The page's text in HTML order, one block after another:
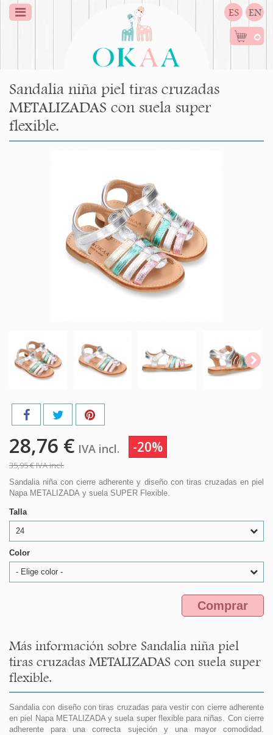
ES EN
0
Sandalia niña piel tiras cruzadas
METALIZADAS con suela super
flexible.
28,76 € IVA incl. -20%
35,95 €IVA incl.
Sandalia niña con cierre adherente y diseño con tiras cruzadas en piel
Napa METALIZADA y suela SUPER Flexible.
Talla
24
Color
- Elige color -
Comprar
Más información sobre Sandalia niña piel
tiras cruzadas METALIZADAS con suela super
flexible.
Sandalia con diseño con tiras cruzadas para vestir con cierre adherente
en piel Napa METALIZADA y suela super flexible para niñas. Con cierre
adherente para una correcta sujeción y una mayor comodidad.